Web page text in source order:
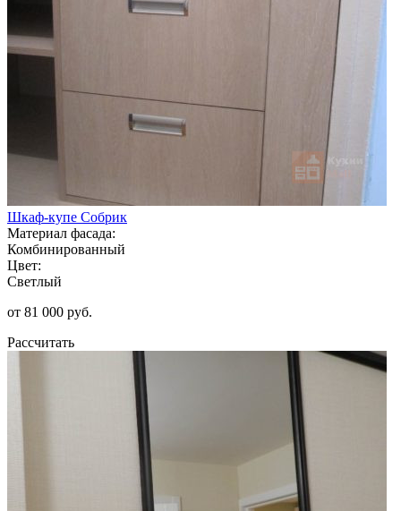
Шкаф-купе Собрик
Материал фасада:
Комбинированный
Цвет:
Светлый
от 81 000 руб.
Рассчитать